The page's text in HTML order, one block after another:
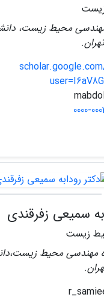
مهندسی محیط زیست،
0000-
سمیعی زفرقندی
زیست
مهندسی محیط